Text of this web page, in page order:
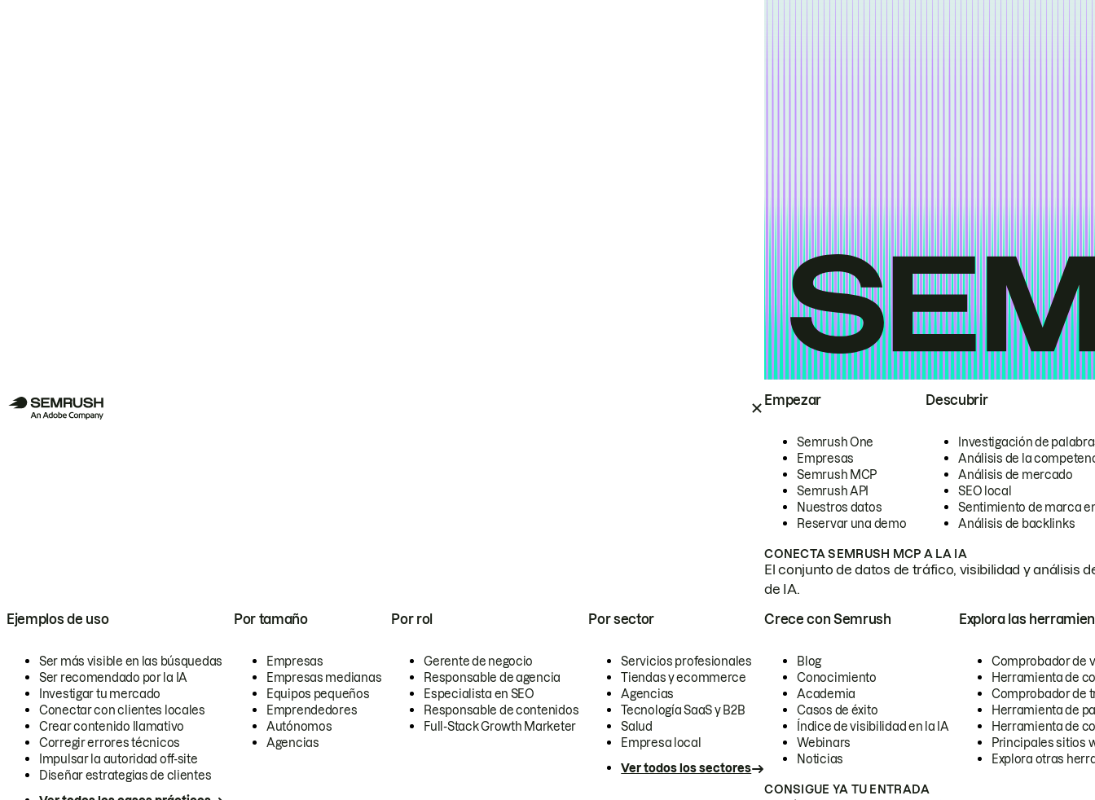
Empezar
Semrush One
Empresas
Semrush MCP
Semrush API
Nuestros datos
Reservar una demo
Descubrir
Investigación de
Análisis de la
Análisis de mercado
SEO local
Sentimiento de marca
Análisis de backlinks
CONECTA SEMRUSH MCP A LA IA
El conjunto de datos de tráfico, visibilidad y análisis
de IA.
Ejemplos de uso
Ser más visible en las búsquedas
Ser recomendado por la IA
Investigar tu mercado
Conectar con clientes locales
Crear contenido llamativo
Corregir errores técnicos
Impulsar la autoridad off-site
Diseñar estrategias de clientes
Por tamaño
Empresas
Empresas medianas
Equipos pequeños
Emprendedores
Autónomos
Agencias
Por rol
Gerente de negocio
Responsable de agencia
Especialista en SEO
Responsable de contenidos
Full-Stack Growth Marketer
Por sector
Servicios profesionales
Tiendas y ecommerce
Agencias
Tecnología SaaS y B2B
Salud
Empresa local
Ver todos los sectores
Crece con Semrush
Blog
Conocimiento
Academia
Casos de éxito
Índice de visibilidad en la IA
Webinars
Noticias
Explora las
Comprobador de
Herramienta de
Comprobador de
Herramienta de
Herramienta de
Principales sitios
Explora otras
CONSIGUE YA TU ENTRADA